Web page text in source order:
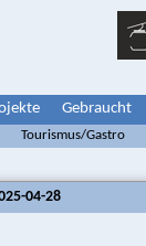
Gebraucht
Tourismus/Gastro
04-28